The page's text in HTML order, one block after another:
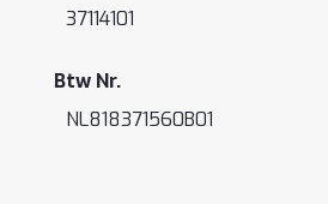
37114101
Btw Nr.
NL818371560B01